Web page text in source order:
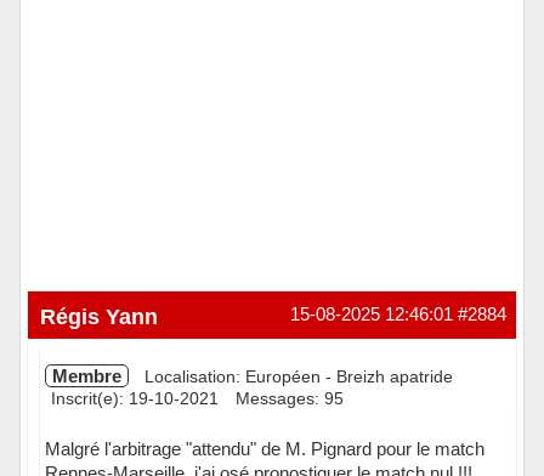
#2884
15-08-2025 12:46:01
Régis Yann
Membre
Localisation: Européen - Breizh apatride
Inscrit(e): 19-10-2021
Messages: 95
Malgré l'arbitrage "attendu" de M. Pignard pour le match